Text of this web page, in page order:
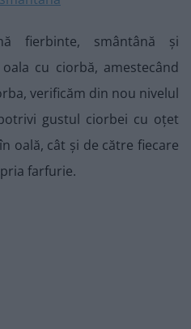
fierbinte, smântână și
cu ciorbă, amestecând
verificăm din nou nivelul
gustul ciorbei cu oțet
oală, cât și de către fiecare
farfurie.